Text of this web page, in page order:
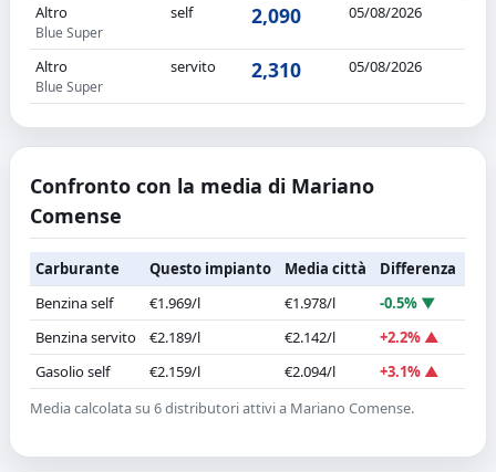
Altro
Blue Super
self 2,090 05/08/2026
Altro
Blue Super
servito 2,310 05/08/2026
Confronto con la media di Mariano
Comense
Carburante Questo impianto Media città
Differenza
Benzina self
€1.969/l €1.978/l
-0.5% ▼
Benzina servito
€2.189/l €2.142/l
+2.2% ▲
Gasolio self
€2.159/l €2.094/l
+3.1% ▲
Media calcolata su 6 distributori attivi a Mariano Comense.